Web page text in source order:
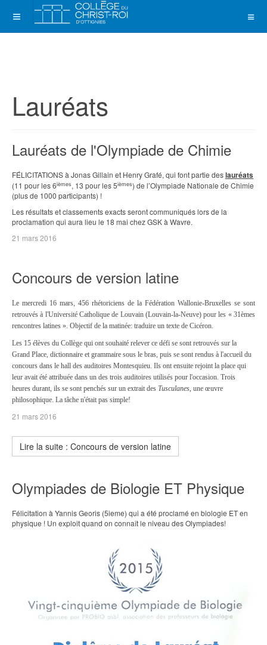
Lauréats
Lauréats de l'Olympiade de Chimie
FÉLICITATIONS à Jonas Gillain et Henry Grafé, qui font partie deslauréats
(11 pour les 6ièmes, 13 pour les 5ièmes) de l’Olympiade Nationale de Chimie
(plus de 1000 participants) !
Les résultats et classements exacts seront communiqués lors de la
proclamation qui aura lieu le 18 mai chez GSK à Wavre.
21 mars 2016
Concours de version latine
Le mercredi 16 mars, 456 rhétoriciens de la Fédération Wallonie-Bruxelles se sont
retrouvés à l'Université Catholique de Louvain (Louvain-la-Neuve) pour les « 31èmes
rencontres latines ». Objectif de la matinée: traduire un texte de Cicéron.
Les 15 élèves du Collège qui ont souhaité relever ce défi se sont retrouvés sur la
Grand Place, dictionnaire et grammaire sous le bras, puis se sont rendus à l'accueil du
concours dans le hall des auditoires Montesquieu. Ils ont ensuite rejoint la place qui
leur avait été attribuée dans un des trois auditoires utilisés pour l'occasion. Trois
heures durant, ils se sont penchés sur un extrait des Tusculanes, une œuvre
philosophique. La tâche n'était pas simple!
21 mars 2016
Lire la suite : Concours de version latine
Olympiades de Biologie ET Physique
Félicitation à Yannis Georis (5ieme) qui a été proclamé en biologie ET en
physique ! Un exploit quand on connaît le niveau des Olympiades!